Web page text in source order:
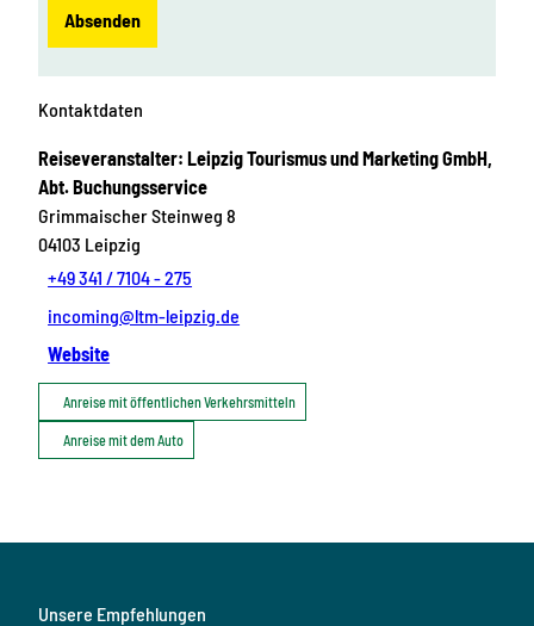
Absenden
Kontaktdaten
Reiseveranstalter: Leipzig Tourismus und Marketing GmbH,
Abt. Buchungsservice
Grimmaischer Steinweg 8
04103 Leipzig
+49 341 / 7104 - 275
incoming@ltm-leipzig.de
Website
Anreise mit öffentlichen Verkehrsmitteln
Anreise mit dem Auto
Unsere Empfehlungen